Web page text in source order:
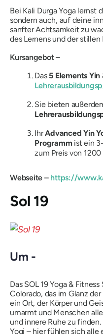
Bei Kali Durga Yoga lernst
sondern auch, auf deine
sanfter Achtsamkeit zu
des Lernens und der
Kursangebot –
Das 5 Elements Yin
Sie bieten
IhrAdvanced Yin
Programm ist ein
zum Preis von
Webseite – https://
Sol 19
Um -
Das SOL 19 Yoga &
Colorado, das im Glanz
ein Ort, der Körper und
umarmt und Menschen
und innere Ruhe zu
Yogi – hier fühlen sich alle